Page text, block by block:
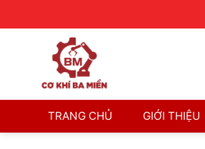
TRANG CHỦ GIỚI THIỆU